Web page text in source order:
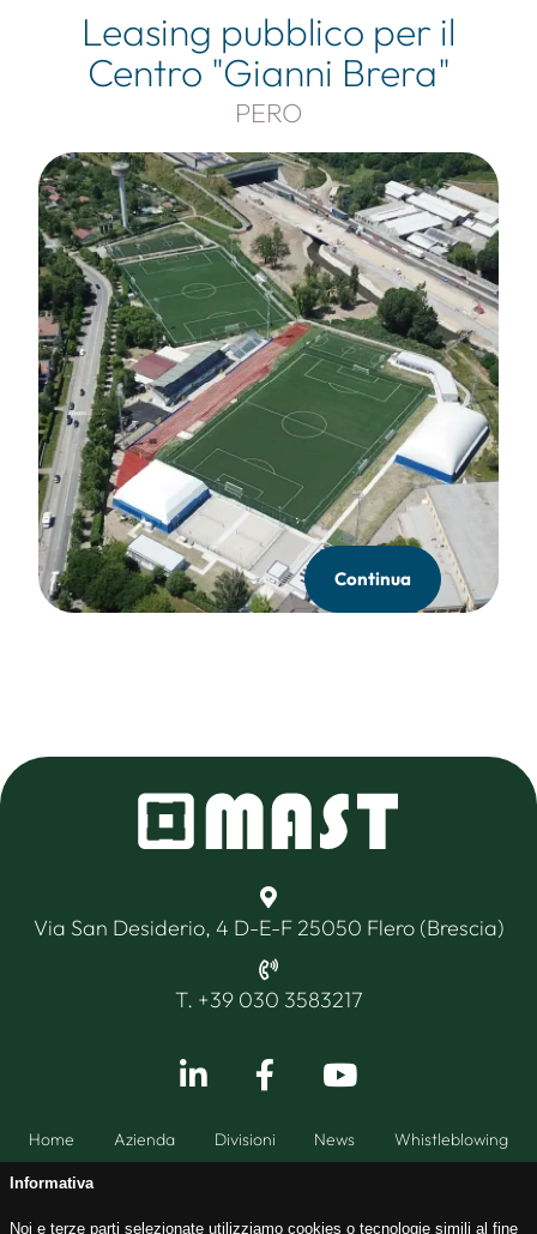
Informativa
Noi e terze parti selezionate utilizziamo cookies o tecnologie simili al fine
Leasing pubblico per il
Centro "Gianni Brera"
PERO
Continua
Home Azienda Divisioni News Whistleblowing
Via San Desiderio, 4 D-E-F 25050 Flero (Brescia)
T. +39 030 3583217